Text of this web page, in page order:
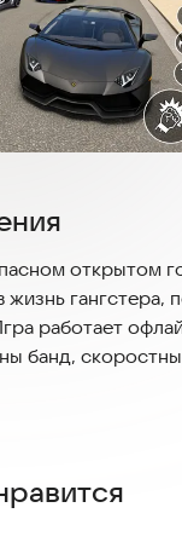
открытом
жизнь
работает
банд,
атмосферу